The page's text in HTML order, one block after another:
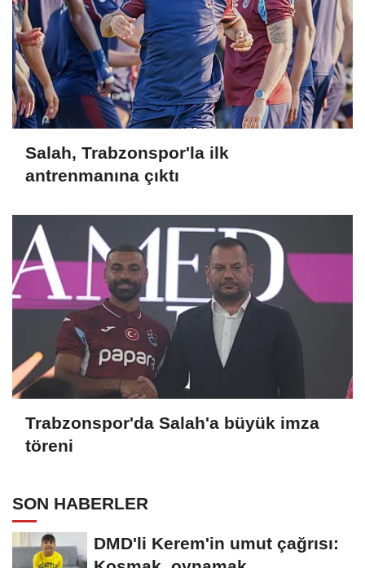
Salah, Trabzonspor'la ilk
antrenmanına çıktı
Trabzonspor'da Salah'a büyük imza
töreni
SON HABERLER
DMD'li Kerem'in umut çağrısı: